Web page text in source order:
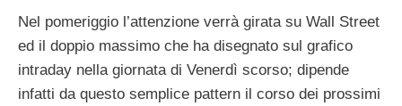
Nel pomeriggio l’attenzione verrà girata su Wall Street
ed il doppio massimo che ha disegnato sul grafico
intraday nella giornata di Venerdì scorso; dipende
infatti da questo semplice pattern il corso dei prossimi